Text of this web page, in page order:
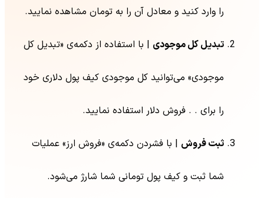
را وارد کنید و معادل آن را به تومان مشاهده نمایید.
تبدیل کل موجودی | با استفاده از دکمه‌ی «تبدیل کل
موجودی» می‌توانید کل موجودی کیف پول دلاری خود
را برای . . فروش دلار استفاده نمایید.
ثبت فروش | با فشردن دکمه‌ی «فروش ارز» عملیات
شما ثبت و کیف پول تومانی شما شارژ می‌شود.